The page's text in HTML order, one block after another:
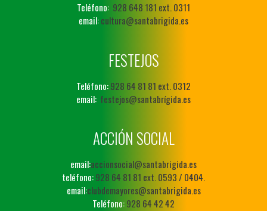
Teléfono: 928 648 181 ext. 0311
email:cultura@santabrigida.es
FESTEJOS
Teléfono:928 64 81 81 ext. 0312
email: festejos@santabrígida.es
ACCIÓN SOCIAL
email:accionsocial@santabrigida.es
teléfono:928 64 81 81 ext. 0593 / 0404.
email:clubdemayores@santabrigida.es
Teléfono:928 64 42 42